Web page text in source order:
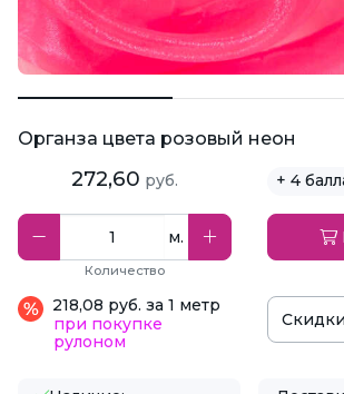
Органза цвета розовый неон
272,60 руб. + 4
м.
Количество
218,08 руб. за 1 метр
при покупке
рулоном